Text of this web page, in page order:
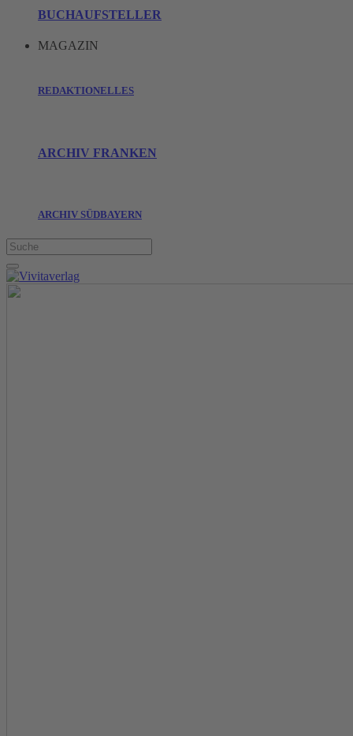
BUCHAUFSTELLER
MAGAZIN
REDAKTIONELLES
ARCHIV FRANKEN
ARCHIV SÜDBAYERN